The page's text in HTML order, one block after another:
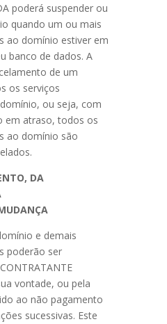
poderá suspender ou
quando um ou mais
ao domínio estiver em
banco de dados. A
de um
os serviços
ou seja, com
em atraso, todos os
ao domínio são
DA
e demais
poderão ser
vontade, ou pela
ao não pagamento
sucessivas. Este